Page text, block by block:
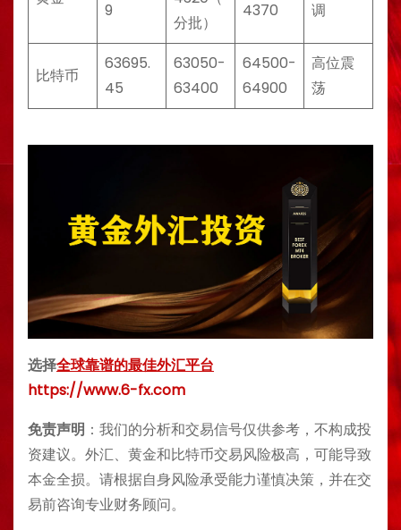
9
分批）
4370
调
比特币
63695.
45
63050-
63400
64500-
64900
高位震
荡
选择全球靠谱的最佳外汇平台
https://www.6-fx.com
免责声明 ：我们的分析和交易信号仅供参考，不构成投
资建议。外汇、黄金和比特币交易风险极高，可能导致
本金全损。请根据自身风险承受能力谨慎决策，并在交
易前咨询专业财务顾问。